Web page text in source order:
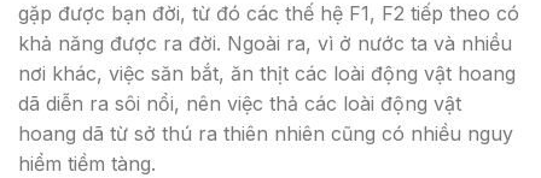
gặp được bạn đời, từ đó các thế hệ F1, F2 tiếp theo có
khả năng được ra đời. Ngoài ra, vì ở nước ta và nhiều
nơi khác, việc săn bắt, ăn thịt các loài động vật hoang
dã diễn ra sôi nổi, nên việc thả các loài động vật
hoang dã từ sở thú ra thiên nhiên cũng có nhiều nguy
hiểm tiềm tàng.